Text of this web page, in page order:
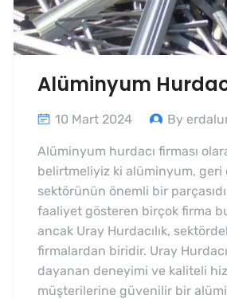
Alüminyum
10 Mart 2024 By
Alüminyum hurdacı firması
belirtmeliyiz ki alüminyum, geri
sektörünün önemli bir
faaliyet gösteren birçok firma
ancak Uray Hurdacılık,
firmalardan biridir. Uray
dayanan deneyimi ve kaliteli
müşterilerine güvenilir bir